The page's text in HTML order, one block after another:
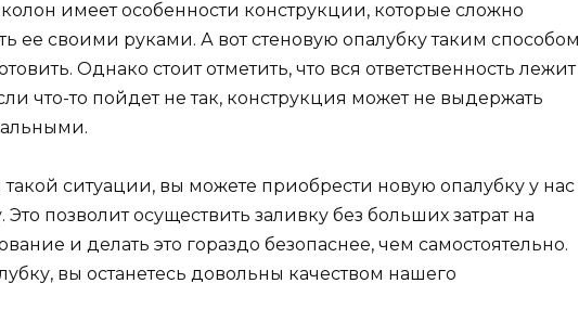
имеет особенности конструкции, которые сложно
ее своими руками. А вот стеновую опалубку таким способом
Однако стоит отметить, что вся ответственность лежит
что-то пойдет не так, конструкция может не выдержать
ситуации, вы можете приобрести новую опалубку у нас
Это позволит осуществить заливку без больших затрат на
и делать это гораздо безопаснее, чем самостоятельно.
вы останетесь довольны качеством нашего